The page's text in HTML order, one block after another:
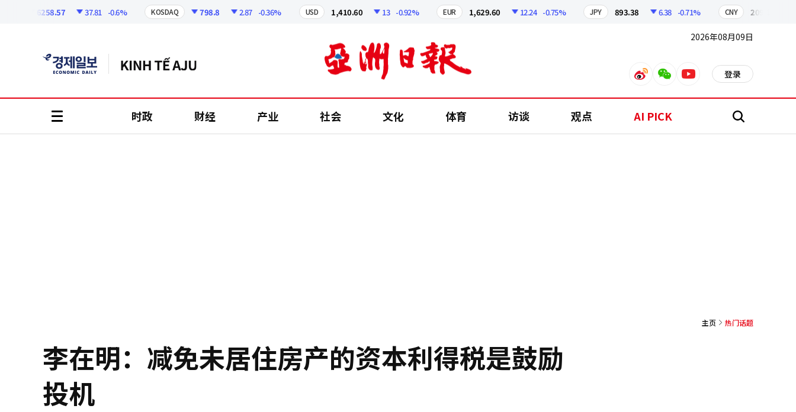
6258.57 37.81 -0.6% KOSDAQ 798.8 2.87 -0.36% USD 1,410.60 13 -0.92% EUR 1,629.60 12.24 -0.75% JPY 893.38 6.38 -0.71% CNY 209.17
2026年08月09日
weiboweixinyoutube 登录
时政 财经 产业 社会 文化 体育 访谈 观点 AI PICK 搜
主页 热门话题
李在明：减免未居住房产的资本利得税是鼓励
投机